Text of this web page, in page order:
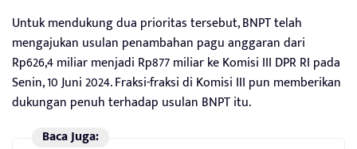
Untuk mendukung dua prioritas tersebut, BNPT telah
mengajukan usulan penambahan pagu anggaran dari
Rp626,4 miliar menjadi Rp877 miliar ke Komisi III DPR RI pada
Senin, 10 Juni 2024. Fraksi-fraksi di Komisi III pun memberikan
dukungan penuh terhadap usulan BNPT itu.
Baca Juga: